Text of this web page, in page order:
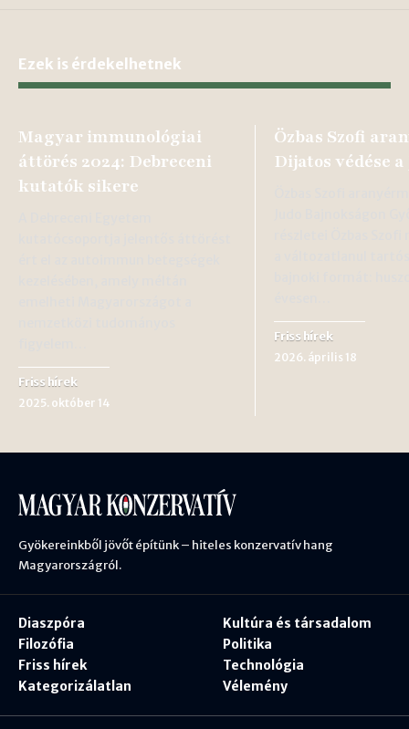
Ezek is érdekelhetnek
Magyar immunológiai
áttörés 2024: Debreceni
kutatók sikere
Friss hírek
2025. október 14
Özbas Szofi
Dijatos védése
Friss hírek
2026. április 18
Gyökereinkből jövőt építünk – hiteles konzervatív hang
Magyarországról.
Diaszpóra
Filozófia
Friss hírek
Kategorizálatlan
Kultúra és társadalom
Politika
Technológia
Vélemény